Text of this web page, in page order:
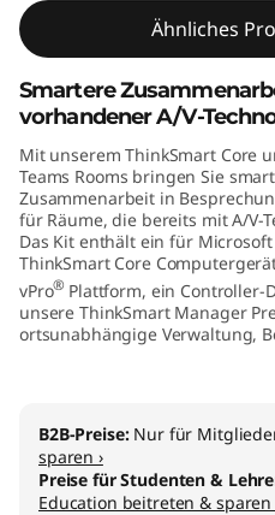
n
o
e
Ähnliches
Smartere
vorhandener A/V-
Mit unserem ThinkSmart Core
Teams Rooms bringen Sie
Zusammenarbeit in
für Räume, die bereits mit A/V-
Das Kit enthält ein für
ThinkSmart Core
vPro® Plattform, ein Controller-
unsere ThinkSmart Manager
ortsunabhängige Verwaltung,
B2B-Preise: Nur für
sparen ›
Preise für Studenten &
Education beitreten & sparen